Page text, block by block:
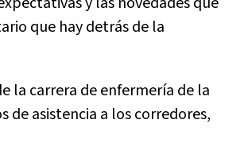
que hay detrás de la
la carrera de enfermería de la
de asistencia a los corredores,